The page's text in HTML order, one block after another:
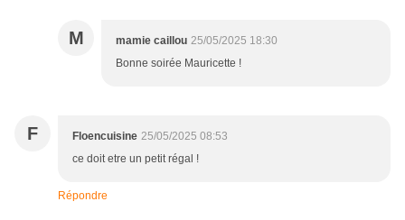
M mamie caillou 25/05/2025 18:30
Bonne soirée Mauricette !
F Floencuisine 25/05/2025 08:53
ce doit etre un petit régal !
Répondre